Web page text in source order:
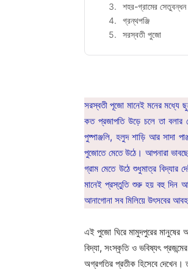
শহর-গ্রামের সেতুবন্ধন
গ্রন্থপঞ্জি
সরস্বতী পুজো
সরস্বতী পূজো মানেই মনের মধ্যে
কত প্রজাপতি উড়ে চলে তা বলার
পুষ্পাঞ্জলি, হলুদ শাড়ি আর সাদা
পুজোতে মেতে উঠে। আপনারা
গ্রাম মেতে উঠে শুধুমাত্র
মানেই প্রস্তুতি শুরু হয় বহু দিন
আনাগোনা সব মিলিয়ে উৎসবের
এই পুজো ঘিরে মামুদপুরের মানুষের
বিদ্যা, সংস্কৃতি ও ভবিষ্যৎ
অগ্রগতির প্রতীক হিসেবে